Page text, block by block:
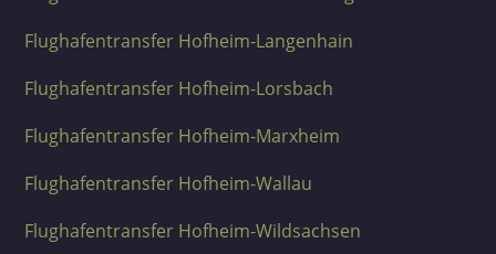
Flughafentransfer Hofheim-Langenhain
Flughafentransfer Hofheim-Lorsbach
Flughafentransfer Hofheim-Marxheim
Flughafentransfer Hofheim-Wallau
Flughafentransfer Hofheim-Wildsachsen